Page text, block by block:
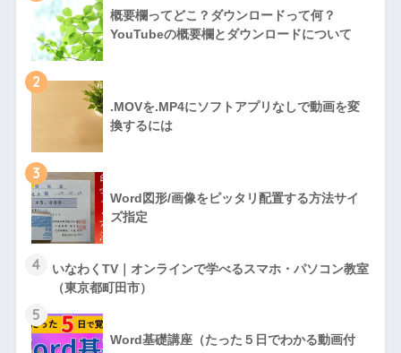
概要欄ってどこ？ダウンロードって何？
YouTubeの概要欄とダウンロードについて
2
.MOVを.MP4にソフトアプリなしで動画を変
換するには
3
Word図形/画像をピッタリ配置する方法サイ
ズ指定
4
いなわくTV｜オンラインで学べるスマホ・パソコン教室
（東京都町田市）
5
Word基礎講座（たった５日でわかる動画付